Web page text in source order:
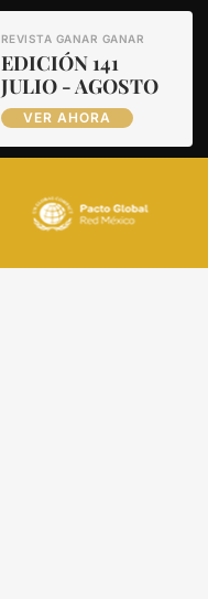
REVISTA GANAR GANAR
EDICIÓN 141
JULIO - AGOSTO
VER AHORA